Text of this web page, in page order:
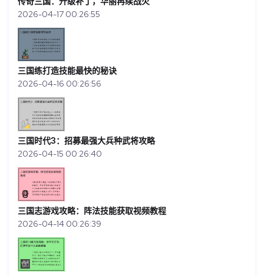
2026-04-17 00:26:55
三国练打造技能最快的秘诀
2026-04-16 00:26:56
三国时代3：招募最强大兵种武将攻略
2026-04-15 00:26:40
三国志游戏攻略：阵法技能获取视频教程
2026-04-14 00:26:39